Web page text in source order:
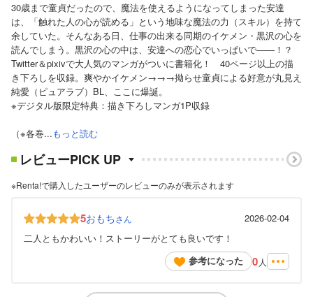
30歳まで童貞だったので、魔法を使えるようになってしまった安達
は、「触れた人の心が読める」という地味な魔法の力（スキル）を持て
余していた。そんなある日、仕事の出来る同期のイケメン・黒沢の心を
読んでしまう。黒沢の心の中は、安達への恋心でいっぱいで――！？
Twitter＆pixivで大人気のマンガがついに書籍化！ 40ページ以上の描
き下ろしを収録。爽やかイケメン→→→拗らせ童貞による好意が丸見え
純愛（ピュアラブ）BL、ここに爆誕。
※デジタル版限定特典：描き下ろしマンガ1P収録
（※各巻...もっと読む
レビューPICK UP
※Renta!で購入したユーザーのレビューのみが表示されます
5おもちさん
2026-02-04
二人ともかわいい！ストーリーがとても良いです！
参考になった
0 人